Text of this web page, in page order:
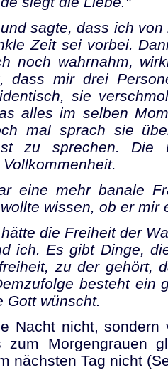
sagte, dass ich
Zeit sei vorbei.
noch wahr­nahm,
dass mir drei
sie
alles im selben
mal sprach sie
zu sprechen. Die
eine mehr banale
wissen, ob er mir
die Freiheit der
ich. Es gibt Dinge,
zu der gehört,
besteht ein
Gott wünscht.
Nacht nicht, sondern
Morgengrauen
nächsten Tag nicht